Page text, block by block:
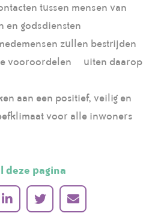
tussen mensen van
en godsdiensten
zullen bestrijden
vooroordelen uiten daarop
aan een positief, veilig en
voor alle inwoners
deze pagina